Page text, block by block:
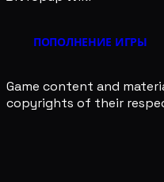
ПОПОЛНЕНИЕ ИГРЫ
Game content and
copyrights of their